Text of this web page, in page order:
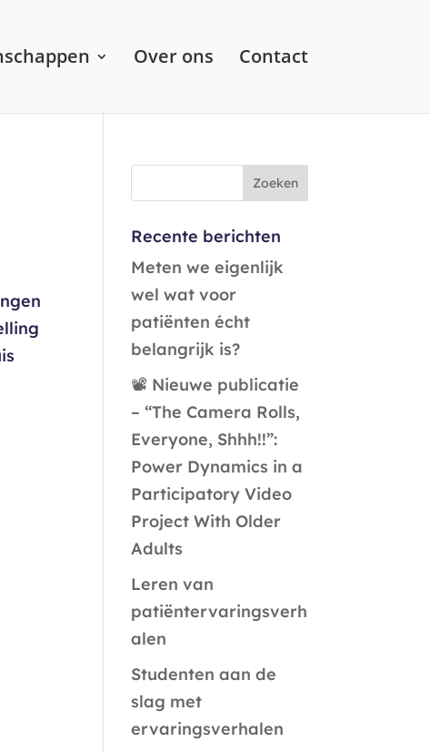
Over ons Contact
Recente berichten
Meten we eigenlijk
wel wat voor
patiënten écht
belangrijk is?
📽️ Nieuwe publicatie
– “The Camera Rolls,
Everyone, Shhh!!”:
Power Dynamics in a
Participatory Video
Project With Older
Adults
Leren van
patiëntervaringsverh
alen
Studenten aan de
slag met
ervaringsverhalen